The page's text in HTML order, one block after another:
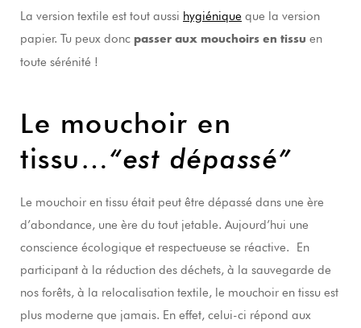
La version textile est tout aussi hygiénique que la version
papier. Tu peux donc passer aux mouchoirs en tissu en
toute sérénité !
Le mouchoir en
tissu…“est dépassé”
Le mouchoir en tissu était peut être dépassé dans une ère
d’abondance, une ère du tout jetable. Aujourd’hui une
conscience écologique et respectueuse se réactive. En
participant à la réduction des déchets, à la sauvegarde de
nos forêts, à la relocalisation textile, le mouchoir en tissu est
plus moderne que jamais. En effet, celui-ci répond aux